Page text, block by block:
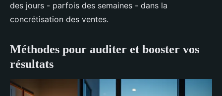
des jours - parfois des semaines - dans la
concrétisation des ventes.
Méthodes pour auditer et booster vos
résultats